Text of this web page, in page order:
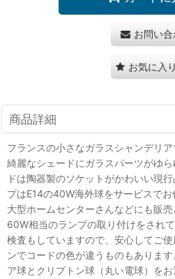
お問い
お気に入
商品詳細
フランスの小さなガラスシャンデリ
綺麗なシェードにガラスパーツがゆ
ドは陶器製のソケットがかわいい現
プはE14の40W海外球をサービスでお
大型ホームセンターさんなどにも販売
60W相当のランプの取り付けをされ
検査もしていますので、安心してご
ンでコードの色が違うものもありま
ア球とクリプトン球（丸い電球）をお